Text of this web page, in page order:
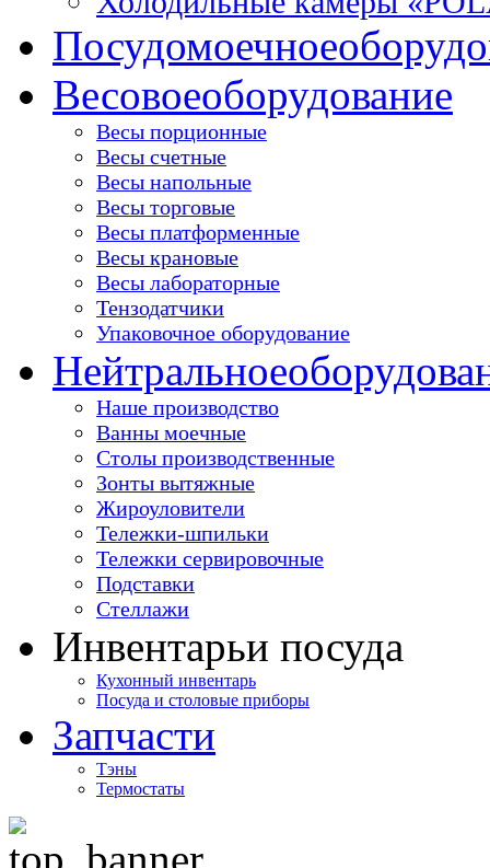
Посудомоечное
Весовоеоборудование
Весы порционные
Весы счетные
Весы напольные
Весы торговые
Весы платформенные
Весы крановые
Весы лабораторные
Тензодатчики
Упаковочное оборудование
Нейтральное
Наше производство
Ванны моечные
Столы производственные
Зонты вытяжные
Жироуловители
Тележки-шпильки
Тележки сервировочные
Подставки
Стеллажи
Инвентарьи посуда
Кухонный инвентарь
Посуда и столовые приборы
Запчасти
Тэны
Термостаты